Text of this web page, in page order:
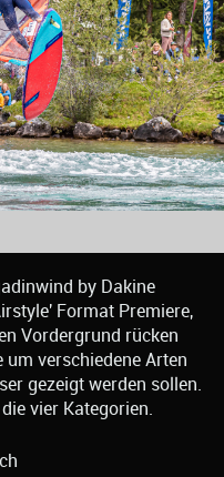
by Dakine
Format Premiere,
Vordergrund rücken
verschiedene Arten
gezeigt werden sollen.
vier Kategorien.